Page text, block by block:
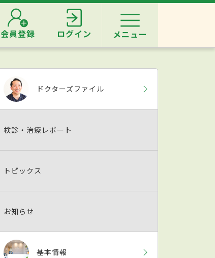
会員登録 ログイン メニュー
ドクターズファイル
検診・治療レポート
トピックス
お知らせ
基本情報